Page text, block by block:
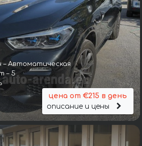
– Автоматическая
– 5
цена от €215 в день
описание и цены